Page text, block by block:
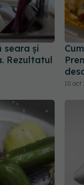
seara și
Rezultatul
10 oct